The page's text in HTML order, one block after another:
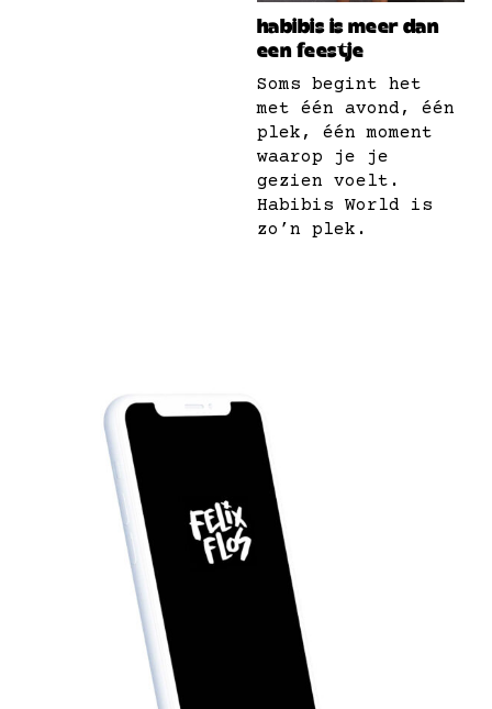
habibis is meer dan
een feestje
Soms begint het
met één avond, één
plek, één moment
waarop je je
gezien voelt.
Habibis World is
zo’n plek.